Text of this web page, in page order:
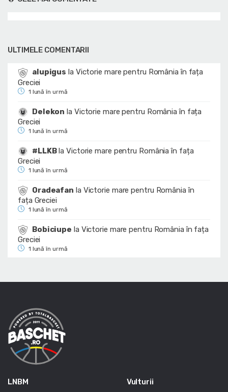
ULTIMELE COMENTARII
alupigus la Victorie mare pentru România în fața
Greciei
1 lună în urmă
Delekon la Victorie mare pentru România în fața
Greciei
1 lună în urmă
#LLKBlaVictorie mare pentru România în fața
Greciei
1 lună în urmă
Oradeafan la Victorie mare pentru România în
fața Greciei
1 lună în urmă
Bobiciupe la Victorie mare pentru România în fața
Greciei
1 lună în urmă
LNBM
Vulturii